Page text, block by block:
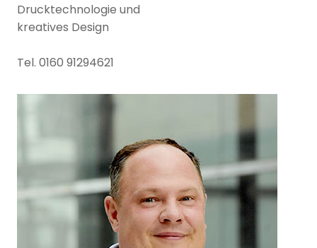
Drucktechnologie und
kreatives Design
Tel. 0160 91294621